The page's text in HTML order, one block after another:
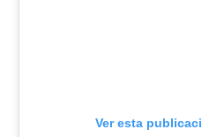
Ver esta